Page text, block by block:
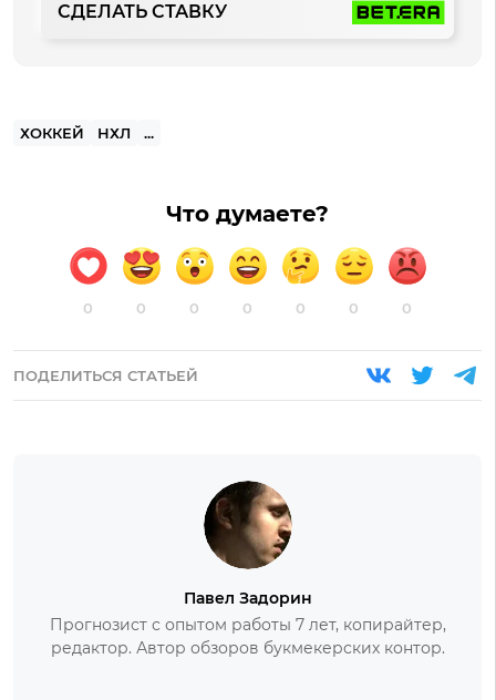
СДЕЛАТЬ СТАВКУ
ХОККЕЙ НХЛ ...
Что думаете?
0 0 0 0 0 0 0
ПОДЕЛИТЬСЯ СТАТЬЕЙ
Павел Задорин
Прогнозист с опытом работы 7 лет, копирайтер,
редактор. Автор обзоров букмекерских контор.